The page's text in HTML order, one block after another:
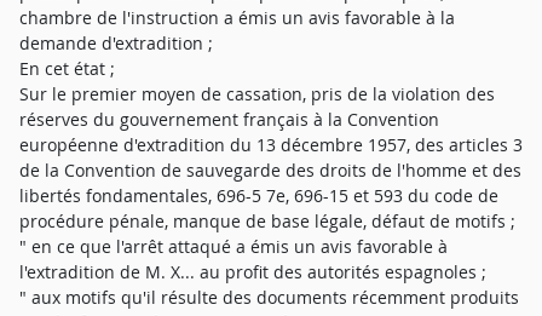
chambre de l'instruction a émis un avis favorable à la
demande d'extradition ;
En cet état ;
Sur le premier moyen de cassation, pris de la violation des
réserves du gouvernement français à la Convention
européenne d'extradition du 13 décembre 1957, des articles 3
de la Convention de sauvegarde des droits de l'homme et des
libertés fondamentales, 696-5 7e, 696-15 et 593 du code de
procédure pénale, manque de base légale, défaut de motifs ;
" en ce que l'arrêt attaqué a émis un avis favorable à
l'extradition de M. X... au profit des autorités espagnoles ;
" aux motifs qu'il résulte des documents récemment produits